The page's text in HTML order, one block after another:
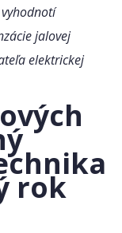
jalovej
elektrickej
rok